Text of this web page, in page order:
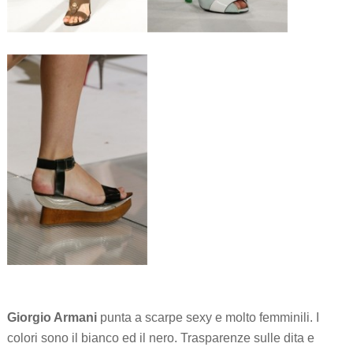
Giorgio Armani punta a scarpe sexy e molto femminili. I
colori sono il bianco ed il nero. Trasparenze sulle dita e